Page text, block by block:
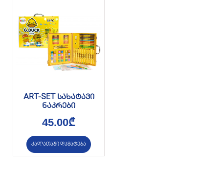
ART-SET სახატავი
ნაკრები
45.00₾
კალათაში დამატება